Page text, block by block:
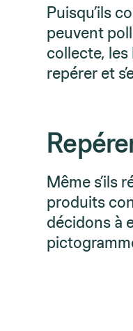
Puisqu’ils
peuvent
collecte,
repérer et
Même s’ils
produits
décidons à